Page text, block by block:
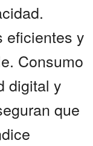
eficientes y
Consumo
digital y
que